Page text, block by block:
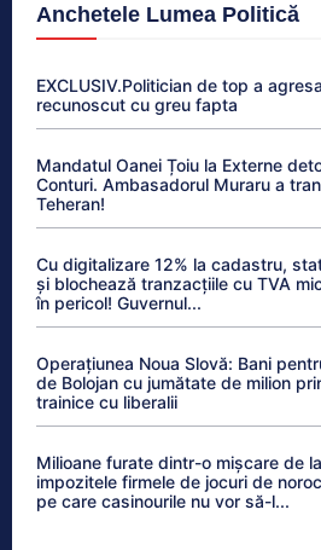
Anchetele Lumea Politică
EXCLUSIV.Politician de top a
recunoscut cu greu fapta
Mandatul Oanei Țoiu la Externe
Conturi. Ambasadorul Muraru a
Teheran!
Cu digitalizare 12% la cadastru,
și blochează tranzacțiile cu TVA
în pericol! Guvernul...
Operațiunea Noua Slovă: Bani
de Bolojan cu jumătate de milion
trainice cu liberalii
Milioane furate dintr-o mișcare de
impozitele firmele de jocuri de
pe care casinourile nu vor să-l...